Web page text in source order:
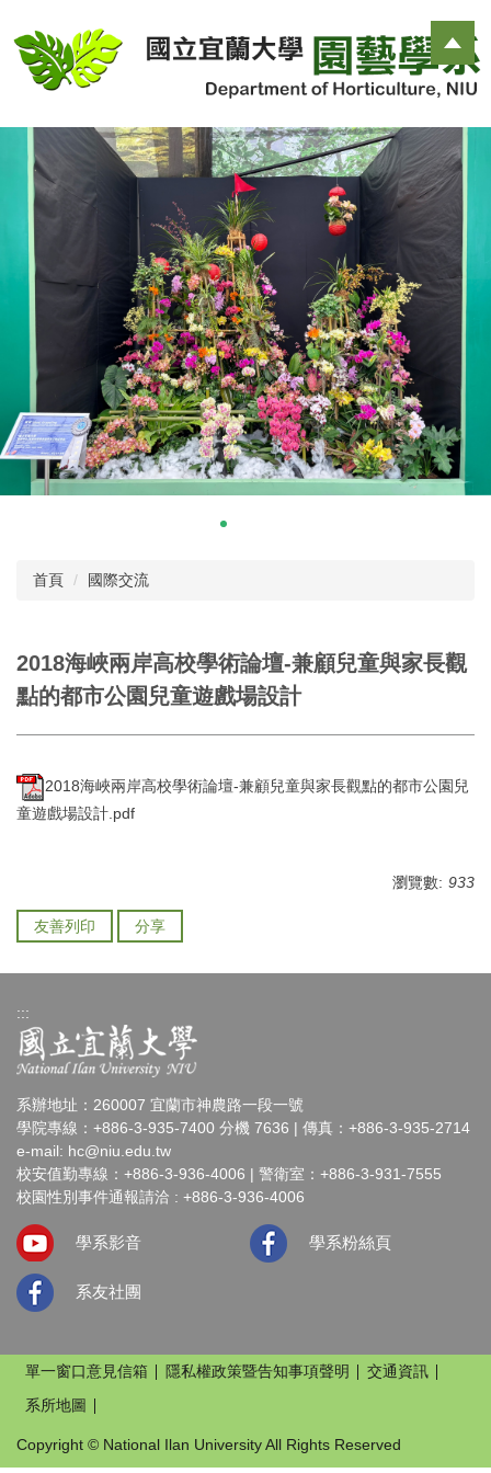
到
主
容
首頁 國際交流
2018海峽兩岸高校學術論壇-兼顧兒童與家長觀
點的都市公園兒童遊戲場設計
2018海峽兩岸高校學術論壇-兼顧兒童與家長觀點的都市公園兒
童遊戲場設計.pdf
瀏覽數: 933
友善列印 分享
:::
系辦地址：260007 宜蘭市神農路一段一號
學院專線：+886-3-935-7400 分機 7636 | 傳真：+886-3-935-2714
e-mail: hc@niu.edu.tw
校安值勤專線：+886-3-936-4006 | 警衛室：+886-3-931-7555
校園性別事件通報請洽 : +886-3-936-4006
學系影音 學系粉絲頁
系友社團
單一窗口意見信箱 隱私權政策暨告知事項聲明
交通資訊
系所地圖
Copyright © National Ilan University All Rights Reserved